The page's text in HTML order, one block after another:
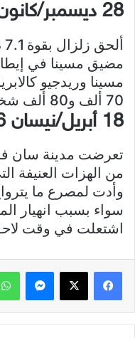
28 ديسمبر/كانون الأول 1908
مضيق مسينا في
مسينا وريدجيو
70 ألف و80 ألف شخص.
18 أبريل/نيسان 1906
تعرضت مدينة سان
من الهزات العنيفة
سواء بسبب انهيار
اشتعلت في وقت
فيسبوك X